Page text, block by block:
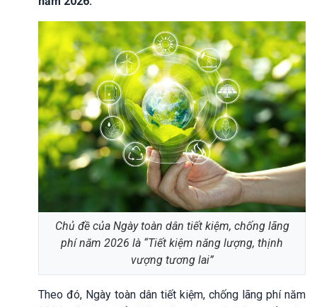
Chủ đề của Ngày toàn dân tiết kiệm, chống lãng
phí năm 2026 là “Tiết kiệm năng lượng, thịnh
vượng tương lai”
Theo đó, Ngày toàn dân tiết kiệm, chống lãng phí năm